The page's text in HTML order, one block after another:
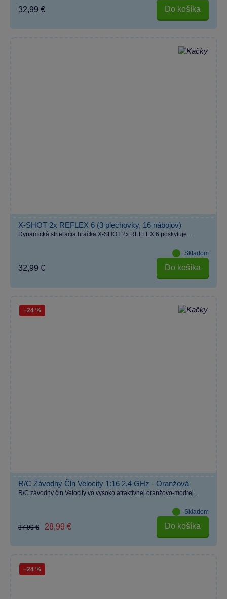
32,99 € Do košíka
X-SHOT 2x REFLEX 6 (3 plechovky, 16 nábojov)
Dynamická strieľacia hračka X-SHOT 2x REFLEX 6 poskytuje...
Skladom
32,99 € Do košíka
−24 %
R/C Závodný Čln Velocity 1:16 2.4 GHz - Oranžová
R/C závodný čln Velocity vo vysoko atraktívnej oranžovo-modrej...
Skladom
37,99 € 28,99 € Do košíka
−24 %